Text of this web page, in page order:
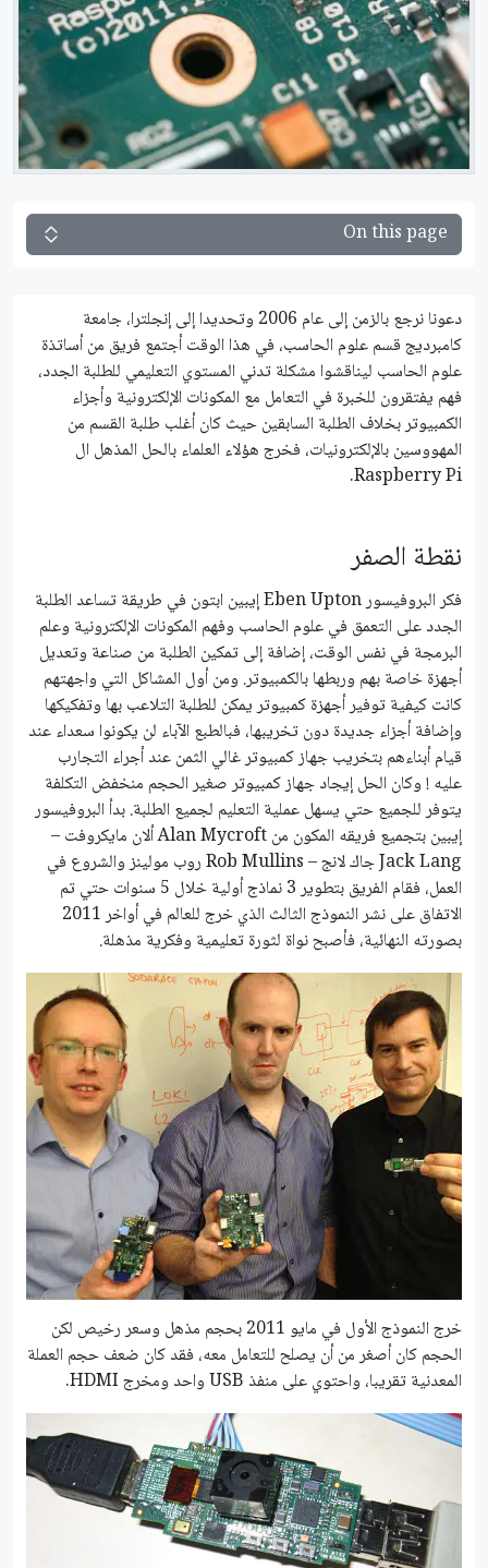
On this page
دعونا نرجع بالزمن إلى عام 2006 وتحديدا إلى إنجلترا، جامعة
كامبرديج قسم علوم الحاسب، في هذا الوقت أجتمع فريق من أساتذة
علوم الحاسب ليناقشوا مشكلة تدني المستوي التعليمي للطلبة الجدد،
فهم يفتقرون للخبرة في التعامل مع المكونات الإلكترونية وأجزاء
الكمبيوتر بخلاف الطلبة السابقين حيث كان أغلب طلبة القسم من
المهووسين بالإلكترونيات، فخرج هؤلاء العلماء بالحل المذهل ال
Raspberry Pi.
نقطة الصفر
فكر البروفيسور Eben Upton إيبين ابتون في طريقة تساعد الطلبة
الجدد على التعمق في علوم الحاسب وفهم المكونات الإلكترونية وعلم
البرمجة في نفس الوقت، إضافة إلى تمكين الطلبة من صناعة وتعديل
أجهزة خاصة بهم وربطها بالكمبيوتر. ومن أول المشاكل التي واجهتهم
كانت كيفية توفير أجهزة كمبيوتر يمكن للطلبة التلاعب بها وتفكيكها
وإضافة أجزاء جديدة دون تخريبها، فبالطبع الآباء لن يكونوا سعداء عند
قيام أبناءهم بتخريب جهاز كمبيوتر غالي الثمن عند أجراء التجارب
عليه ! وكان الحل إيجاد جهاز كمبيوتر صغير الحجم منخفض التكلفة
يتوفر للجميع حتي يسهل عملية التعليم لجميع الطلبة. بدأ البروفيسور
إيبين بتجميع فريقه المكون من Alan Mycroft ألان مايكروفت –
Jack Lang جاك لانج – Rob Mullins روب مولينز والشروع في
العمل، فقام الفريق بتطوير 3 نماذج أولية خلال 5 سنوات حتي تم
الاتفاق على نشر النموذج الثالث الذي خرج للعالم في أواخر 2011
بصورته النهائية، فأصبح نواة لثورة تعليمية وفكرية مذهلة.
خرج النموذج الأول في مايو 2011 بحجم مذهل وسعر رخيص لكن
الحجم كان أصغر من أن يصلح للتعامل معه، فقد كان ضعف حجم العملة
المعدنية تقريبا، واحتوي على منفذ USB واحد ومخرج HDMI.